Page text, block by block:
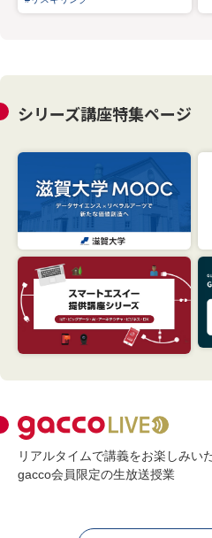
シリーズ講座特集ページ
リアルタイムで講義をお楽しみい
gacco会員限定の生放送授業